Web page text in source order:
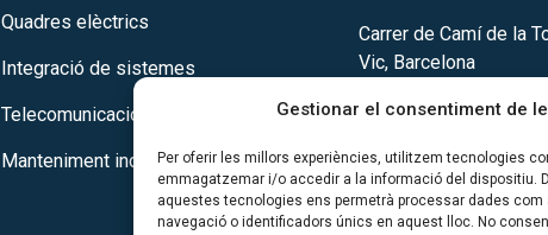
Gestionar el consentiment de
Per oferir les millors experiències, utilitzem tecnologies
emmagatzemar i/o accedir a la informació del dispositiu.
aquestes tecnologies ens permetrà processar dades com
navegació o identificadors únics en aquest lloc. No
Quadres elèctrics
Integració de sistemes
Telecomunicacions / Veu i dades
Manteniment industrial
Carrer de Camí de la
Vic, Barcelona